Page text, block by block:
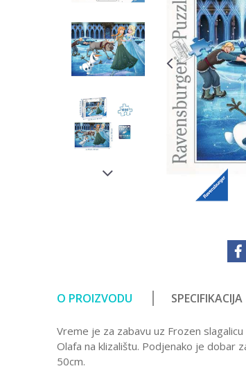
O PROIZVODU SPECIFIKACIJA
Vreme je za zabavu uz Frozen
Olafa na klizalištu. Podjenako je dobar
50cm.